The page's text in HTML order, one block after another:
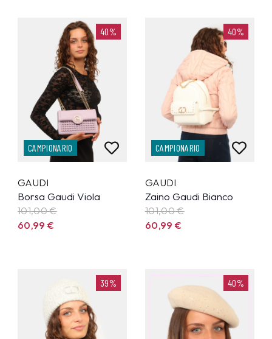
40%
CAMPIONARIO
GAUDI
Borsa Gaudi Viola
101,00 €
60,99€
40%
CAMPIONARIO
GAUDI
Zaino Gaudi Bianco
101,00 €
60,99€
39% 40%